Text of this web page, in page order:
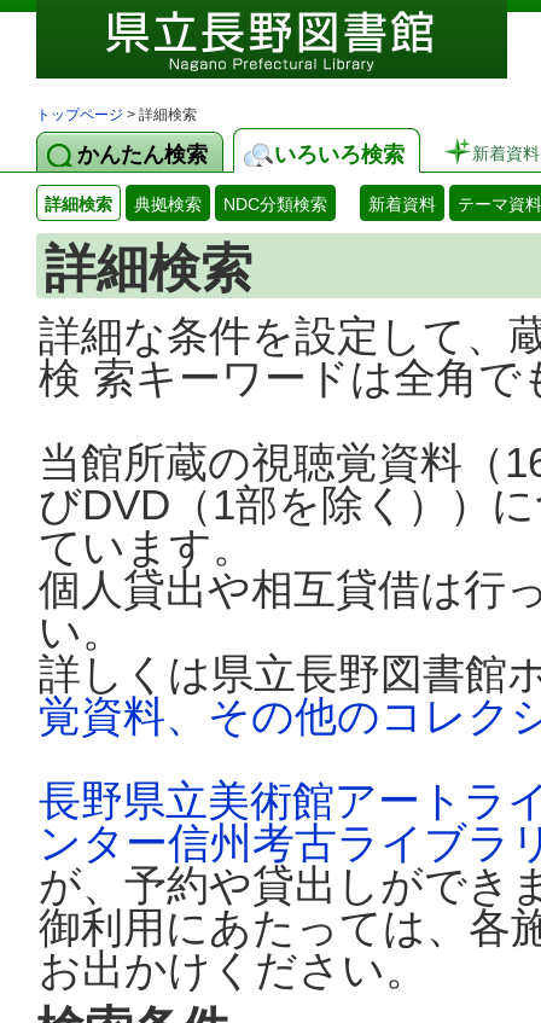
トップページ > 詳細検索
かんたん検索 いろいろ検索 新着資料
詳細検索 典拠検索 NDC分類検索 新着資料 テーマ資料
詳細検索
詳細な条件を設定して、
検 索キーワードは全角
当館所蔵の視聴覚資料（
びDVD（1部を除く））
ています。
個人貸出や相互貸借は行
い。
詳しくは県立長野図書館
覚資料、その他のコレク
長野県立美術館アートラ
ンター信州考古ライブラ
が、予約や貸出しができ
御利用にあたっては、各
お出かけください。